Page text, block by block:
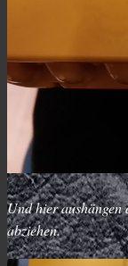
Und hier aushängen
abziehen.